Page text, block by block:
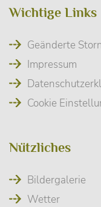
Wichtige Links
Geänderte
Impressum
Cookie
Nützliches
Bildergalerie
Wetter